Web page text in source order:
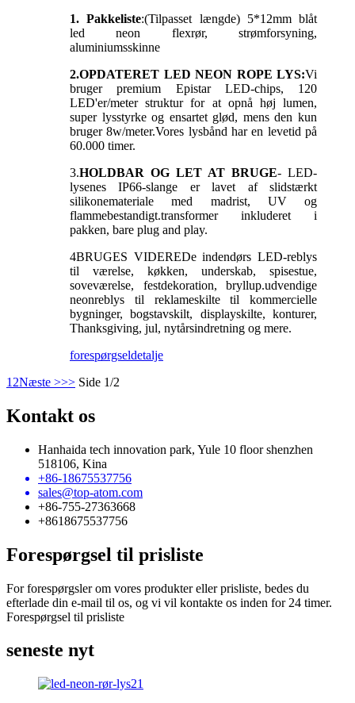
1. Pakkeliste:(Tilpasset længde) 5*12mm blåt
led neon flexrør, strømforsyning,
aluminiumsskinne
2.OPDATERET LED NEON ROPE LYS:Vi
bruger premium Epistar LED-chips, 120
LED'er/meter struktur for at opnå høj lumen,
super lysstyrke og ensartet glød, mens den kun
bruger 8w/meter.Vores lysbånd har en levetid på
60.000 timer.
3.HOLDBAR OG LET AT BRUGE- LED-
lysenes IP66-slange er lavet af slidstærkt
silikonemateriale med madrist, UV og
flammebestandigt.transformer inkluderet i
pakken, bare plug and play.
4BRUGES VIDEREDe indendørs LED-reblys
til værelse, køkken, underskab, spisestue,
soveværelse, festdekoration, bryllup.udvendige
neonreblys til reklameskilte til kommercielle
bygninger, bogstavskilt, displayskilte, konturer,
Thanksgiving, jul, nytårsindretning og mere.
forespørgseldetalje
1 2Næste >>> Side 1/2
Kontakt os
Hanhaida tech innovation park, Yule 10 floor shenzhen
518106, Kina
+86-18675537756
sales@top-atom.com
+86-755-27363668
+8618675537756
Forespørgsel til prisliste
For forespørgsler om vores produkter eller prisliste, bedes du
efterlade din e-mail til os, og vi vil kontakte os inden for 24 timer.
Forespørgsel til prisliste
seneste nyt